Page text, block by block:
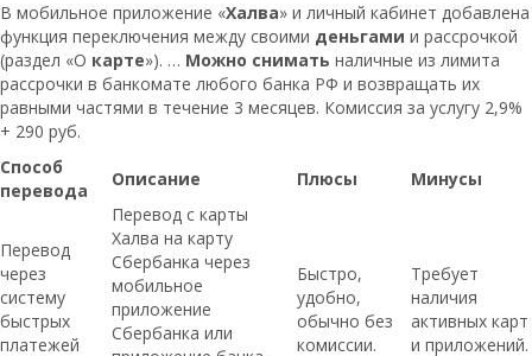
В мобильное приложение «Халва» и личный кабинет добавлена
функция переключения между своими деньгами и рассрочкой
(раздел «О карте»). … Можно снимать наличные из лимита
рассрочки в банкомате любого банка РФ и возвращать их
равными частями в течение 3 месяцев. Комиссия за услугу 2,9%
+ 290 руб.
Способ
перевода
Описание Плюсы Минусы
Перевод
через
систему
быстрых
платежей
Перевод с карты
Халва на карту
Сбербанка через
мобильное
приложение
Сбербанка или
Быстро,
удобно,
обычно без
комиссии.
Требует
наличия
активных карт
и приложений.